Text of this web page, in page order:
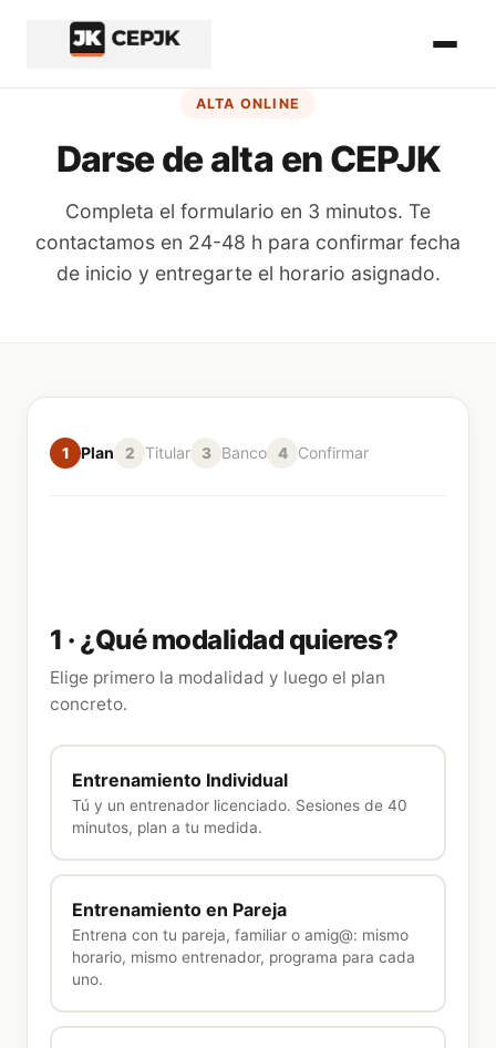
ALTA ONLINE
Darse de alta en CEPJK
Completa el formulario en 3 minutos. Te
contactamos en 24-48 h para confirmar fecha
de inicio y entregarte el horario asignado.
Paso1de 4
1 Plan 2 Titular 3 Banco 4 Confirmar
1 · ¿Qué modalidad quieres?
Elige primero la modalidad y luego el plan
concreto.
Entrenamiento Individual
Tú y un entrenador licenciado. Sesiones de 40
minutos, plan a tu medida.
Entrenamiento en Pareja
Entrena con tu pareja, familiar o amig@: mismo
horario, mismo entrenador, programa para cada
uno.